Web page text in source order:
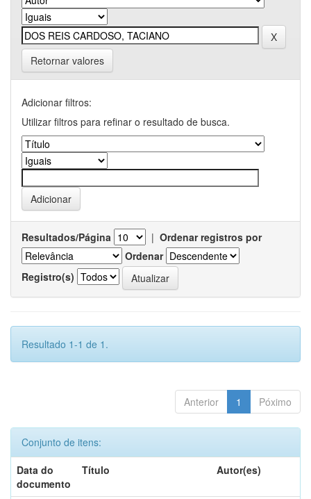
Retornar valores
Adicionar filtros:
Utilizar filtros para refinar o resultado de busca.
Resultados/Página | Ordenar registros por
Ordenar
Registro(s)
Resultado 1-1 de 1.
Anterior 1 Póximo
Conjunto de itens:
Data do
documento
Título Autor(es)